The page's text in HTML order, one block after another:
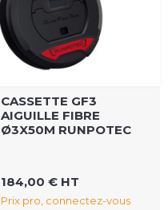
CASSETTE GF3
AIGUILLE FIBRE
Ø3X50M RUNPOTEC
184,00 € HT
Prix pro, connectez-vous